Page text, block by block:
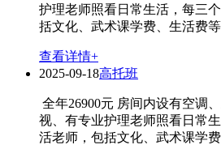
护理老师照看日常生活，每三
括文化、武术课学费、生活费等
查看详情+
2025-09-18高托班
全年26900元 房间内设有空调
视、有专业护理老师照看日常
活老师，包括文化、武术课学